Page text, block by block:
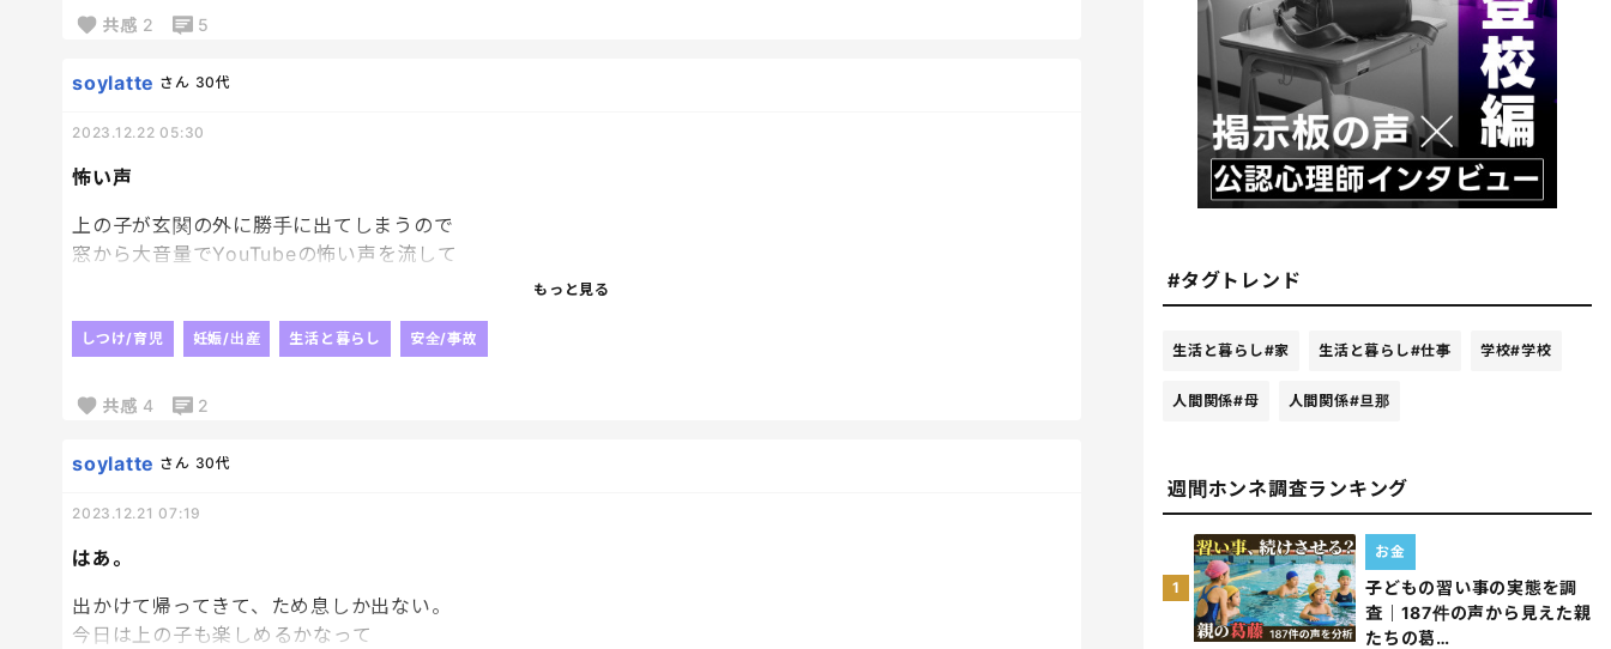
きっと私だけじゃないはず……
共感 2 5
怖い声
soylatte さん 30代
2023.12.22 05:30
上の子が玄関の外に勝手に出てしまうので
窓から大音量でYouTubeの怖い声を流して
荒業だけど、出てっちゃう方が怖かったから
もっと見る
しつけ/育児 妊娠/出産 生活と暮らし 安全/事故
共感 4 2
はあ。
soylatte さん 30代
2023.12.21 07:19
出かけて帰ってきて、ため息しか出ない。
今日は上の子も楽しめるかなって
#タグトレンド
生活と暮らし#家 生活と暮らし#仕事 学校#学校
人間関係#母 人間関係#旦那
週間ホンネ調査ランキング
1
子どもの習い事の実態を調
査｜187件の声から見えた親
たちの葛…
お金